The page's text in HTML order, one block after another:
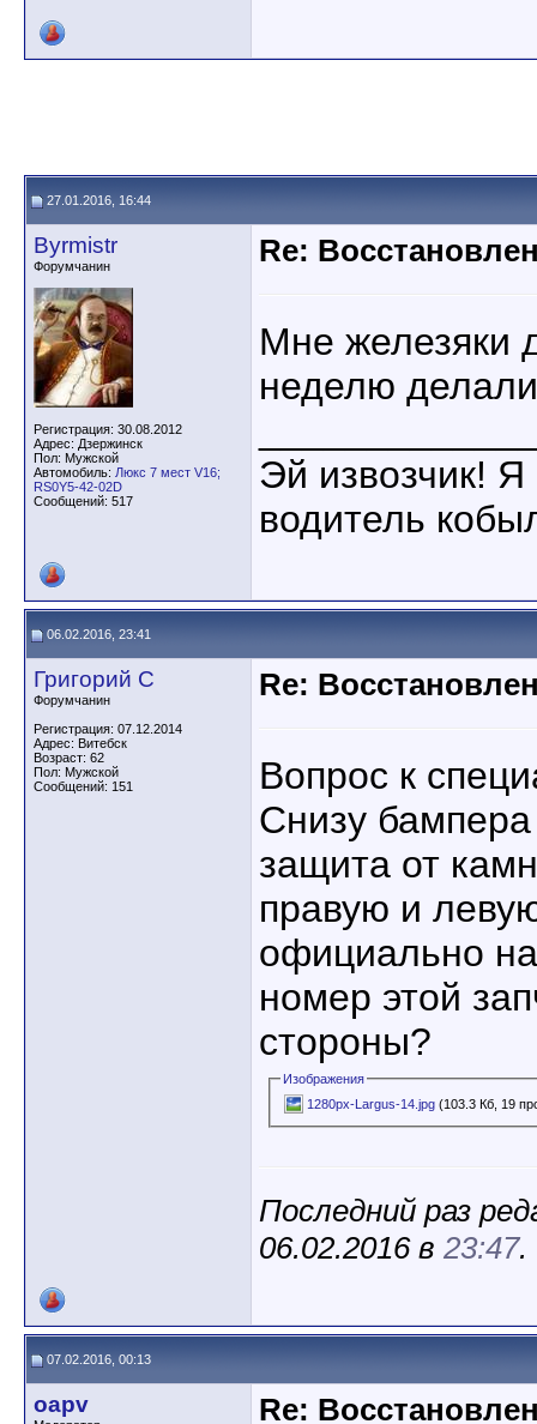
27.01.2016, 16:44
Byrmistr
Форумчанин
Регистрация: 30.08.2012
Адрес: Дзержинск
Пол: Мужской
Автомобиль: Люкс 7 мест V16;
RS0Y5-42-02D
Сообщений: 517
Re:
Мне железяки
неделю
Эй извозчик! Я
водитель
06.02.2016, 23:41
Григорий С
Форумчанин
Регистрация: 07.12.2014
Адрес: Витебск
Возраст: 62
Пол: Мужской
Сообщений: 151
Re:
Вопрос к
Снизу бампера
защита от
правую и
официально
номер этой
стороны?
Изображения
1280px-Largus-14.jpg (103.3 Кб, 19
Последний раз
06.02.2016 в 23:47.
07.02.2016, 00:13
oapv Re: